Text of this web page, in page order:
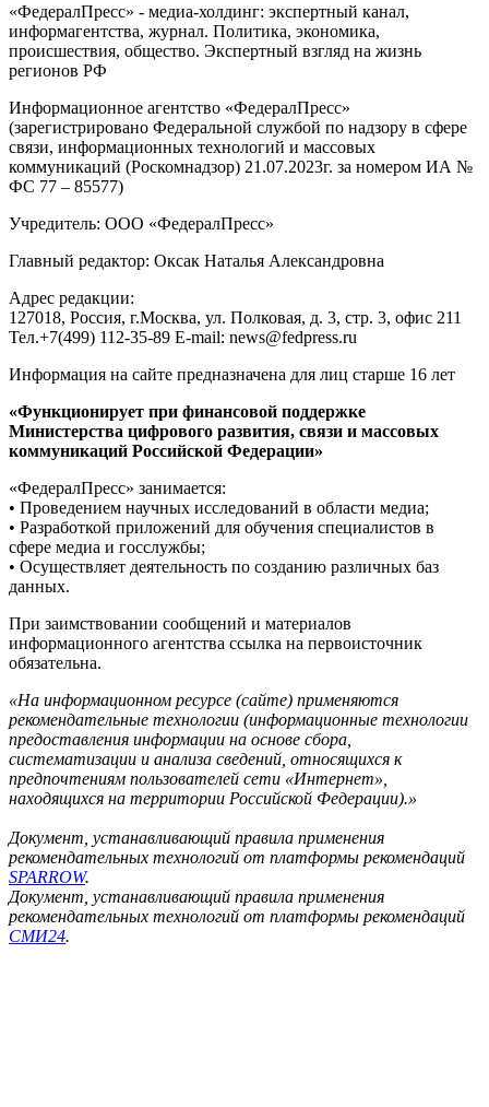
«ФедералПресс» - медиа-холдинг: экспертный канал,
информагентства, журнал. Политика, экономика,
происшествия, общество. Экспертный взгляд на жизнь
регионов РФ
Информационное агентство «ФедералПресс»
(зарегистрировано Федеральной службой по надзору в сфере
связи, информационных технологий и массовых
коммуникаций (Роскомнадзор) 21.07.2023г. за номером ИА №
ФС 77 – 85577)
Учредитель: ООО «ФедералПресс»
Главный редактор: Оксак Наталья Александровна
Адрес редакции:
127018, Россия, г.Москва, ул. Полковая, д. 3, стр. 3, офис 211
Тел.+7(499) 112-35-89 E-mail: news@fedpress.ru
Информация на сайте предназначена для лиц старше 16 лет
«Функционирует при финансовой поддержке
Министерства цифрового развития, связи и массовых
коммуникаций Российской Федерации»
«ФедералПресс» занимается:
• Проведением научных исследований в области медиа;
• Разработкой приложений для обучения специалистов в
сфере медиа и госслужбы;
• Осуществляет деятельность по созданию различных баз
данных.
При заимствовании сообщений и материалов
информационного агентства ссылка на первоисточник
обязательна.
«На информационном ресурсе (сайте) применяются
рекомендательные технологии (информационные технологии
предоставления информации на основе сбора,
систематизации и анализа сведений, относящихся к
предпочтениям пользователей сети «Интернет»,
находящихся на территории Российской Федерации).»
Документ, устанавливающий правила применения
рекомендательных технологий от платформы рекомендаций
SPARROW.
Документ, устанавливающий правила применения
рекомендательных технологий от платформы рекомендаций
СМИ24.